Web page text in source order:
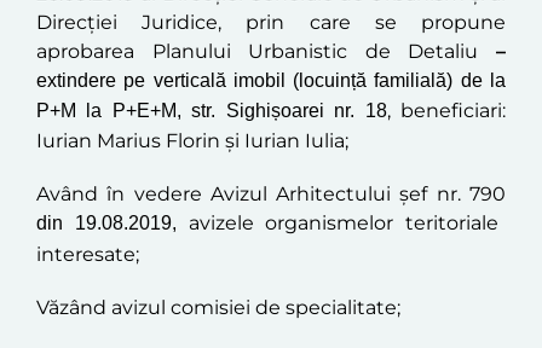
Direcției Juridice, prin care se propune
aprobarea Planului Urbanistic de Detaliu –
extindere pe verticală imobil (locuință familială) de la
P+M la P+E+M, str. Sighișoarei nr. 18, beneficiari:
Iurian Marius Florin și Iurian Iulia;
Având în vedere Avizul Arhitectului șef nr. 790
din 19.08.2019, avizele organismelor teritoriale
interesate;
Văzând avizul comisiei de specialitate;